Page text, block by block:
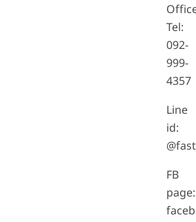
Tel:
092-
999-
4357
Line
id:
FB
page: